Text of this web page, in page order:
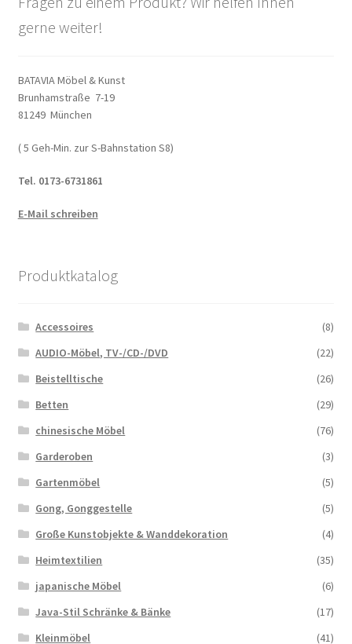
gerne weiter!
BATAVIA Möbel & Kunst
Brunhamstraße 7-19
81249 München
( 5 Geh-Min. zur S-Bahnstation S8)
Tel. 0173-6731861
E-Mail schreiben
Produktkatalog
Accessoires
(8)
AUDIO-Möbel, TV-/CD-/DVD
(22)
Beistelltische
(26)
Betten
(29)
chinesische Möbel
(76)
Garderoben
(3)
Gartenmöbel
(5)
Gong, Gonggestelle
(5)
Große Kunstobjekte & Wanddekoration
(4)
Heimtextilien
(35)
japanische Möbel
(6)
Java-Stil Schränke & Bänke
(17)
Kleinmöbel
(41)